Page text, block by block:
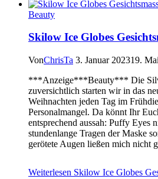
Beauty
Skilow Ice Globes
VonChrisTa 3. Januar 202319.
***Anzeige***Beauty*** Die
zuversichtlich starten wir in das
Weihnachten jeden Tag im
Personalmangel. Da könnt Ihr
entsprechend aussah: Puffy Eyes
stundenlange Tragen der Maske
gerötete Augen ließen mich nicht
Weiterlesen Skilow Ice Globes